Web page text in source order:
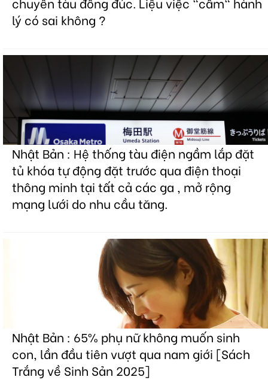
lý có sai không ?
Nhật Bản : Hệ thống tàu điện ngầm lắp đặt
tủ khóa tự động đặt trước qua điện thoại
thông minh tại tất cả các ga , mở rộng
mạng lưới do nhu cầu tăng.
Nhật Bản : 65% phụ nữ không muốn sinh
con, lần đầu tiên vượt qua nam giới [Sách
Trắng về Sinh Sản 2025]